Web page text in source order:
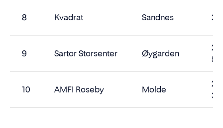
8 Kvadrat Sandnes 2
9 Sartor Storsenter Øygarden
2
10 AMFI Roseby Molde
2